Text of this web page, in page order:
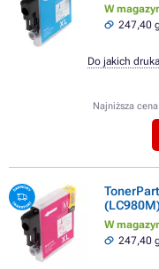
W
247,40
Najniższa
Do jakich
W
247,40